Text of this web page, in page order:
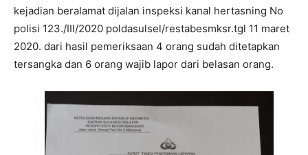
kejadian beralamat dijalan inspeksi kanal hertasning No
polisi 123./III/2020 poldasulsel/restabesmksr.tgl 11 maret
2020. dari hasil pemeriksaan 4 orang sudah ditetapkan
tersangka dan 6 orang wajib lapor dari belasan orang.